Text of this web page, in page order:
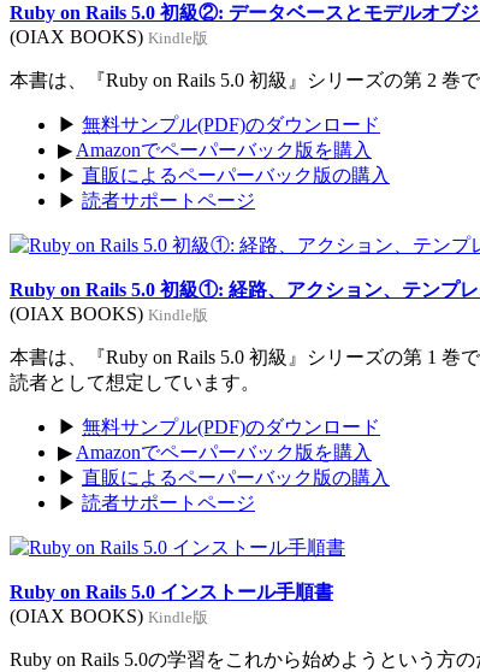
Ruby on Rails 5.0 初級②: データベースとモデルオブジ
(OIAX BOOKS) Kindle版
本書は、『Ruby on Rails 5.0 初級』シリーズの第 2
▶ 無料サンプル(PDF)のダウンロード
▶ Amazonでペーパーバック版を購入
▶ 直販によるペーパーバック版の購入
▶ 読者サポートページ
Ruby on Rails 5.0 初級①: 経路、アクション、テンプレ
(OIAX BOOKS) Kindle版
本書は、『Ruby on Rails 5.0 初級』シリーズの第 1
読者として想定しています。
▶ 無料サンプル(PDF)のダウンロード
▶ Amazonでペーパーバック版を購入
▶ 直販によるペーパーバック版の購入
▶ 読者サポートページ
Ruby on Rails 5.0 インストール手順書
(OIAX BOOKS) Kindle版
Ruby on Rails 5.0の学習をこれから始めようという方